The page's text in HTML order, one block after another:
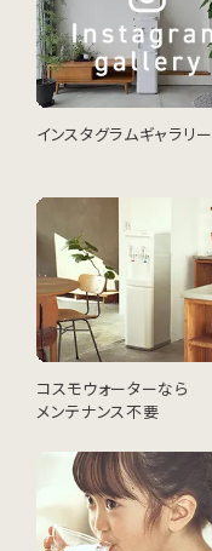
インスタグラムギャラリー
コスモウォーターなら
メンテナンス不要